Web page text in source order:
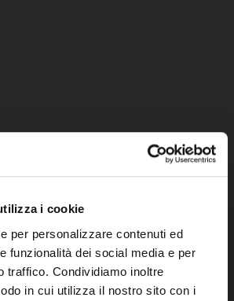
i cookie
per personalizzare contenuti ed
funzionalità dei social media e per
traffico. Condividiamo inoltre
in cui utilizza il nostro sito con i